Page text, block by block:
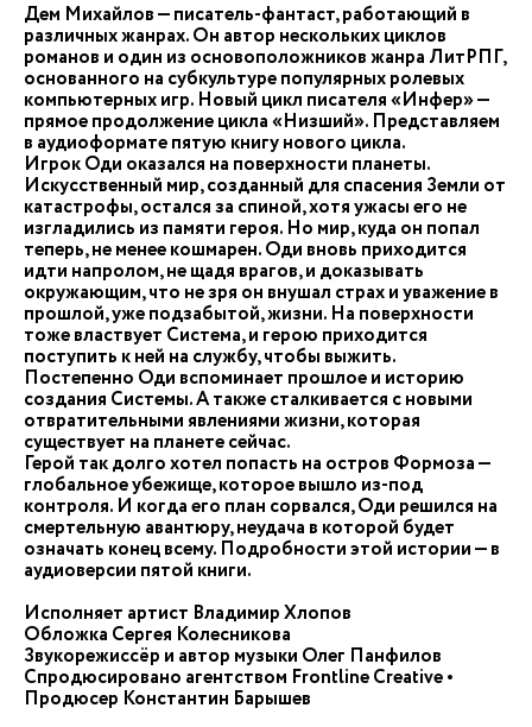
Дем Михайлов — писатель-фантаст, работающий в
различных жанрах. Он автор нескольких циклов
романов и один из основоположников жанра ЛитРПГ,
основанного на субкультуре популярных ролевых
компьютерных игр. Новый цикл писателя «Инфер» —
прямое продолжение цикла «Низший». Представляем
в аудиоформате пятую книгу нового цикла.
Игрок Оди оказался на поверхности планеты.
Искусственный мир, созданный для спасения Земли от
катастрофы, остался за спиной, хотя ужасы его не
изгладились из памяти героя. Но мир, куда он попал
теперь, не менее кошмарен. Оди вновь приходится
идти напролом, не щадя врагов, и доказывать
окружающим, что не зря он внушал страх и уважение в
прошлой, уже подзабытой, жизни. На поверхности
тоже властвует Система, и герою приходится
поступить к ней на службу, чтобы выжить.
Постепенно Оди вспоминает прошлое и историю
создания Системы. А также сталкивается с новыми
отвратительными явлениями жизни, которая
существует на планете сейчас.
Герой так долго хотел попасть на остров Формоза —
глобальное убежище, которое вышло из-под
контроля. И когда его план сорвался, Оди решился на
смертельную авантюру, неудача в которой будет
означать конец всему. Подробности этой истории — в
аудиоверсии пятой книги.
Исполняет артист Владимир Хлопов
Обложка Сергея Колесникова
Звукорежиссёр и автор музыки Олег Панфилов
Спродюсировано агентством Frontline Creative •
Продюсер Константин Барышев